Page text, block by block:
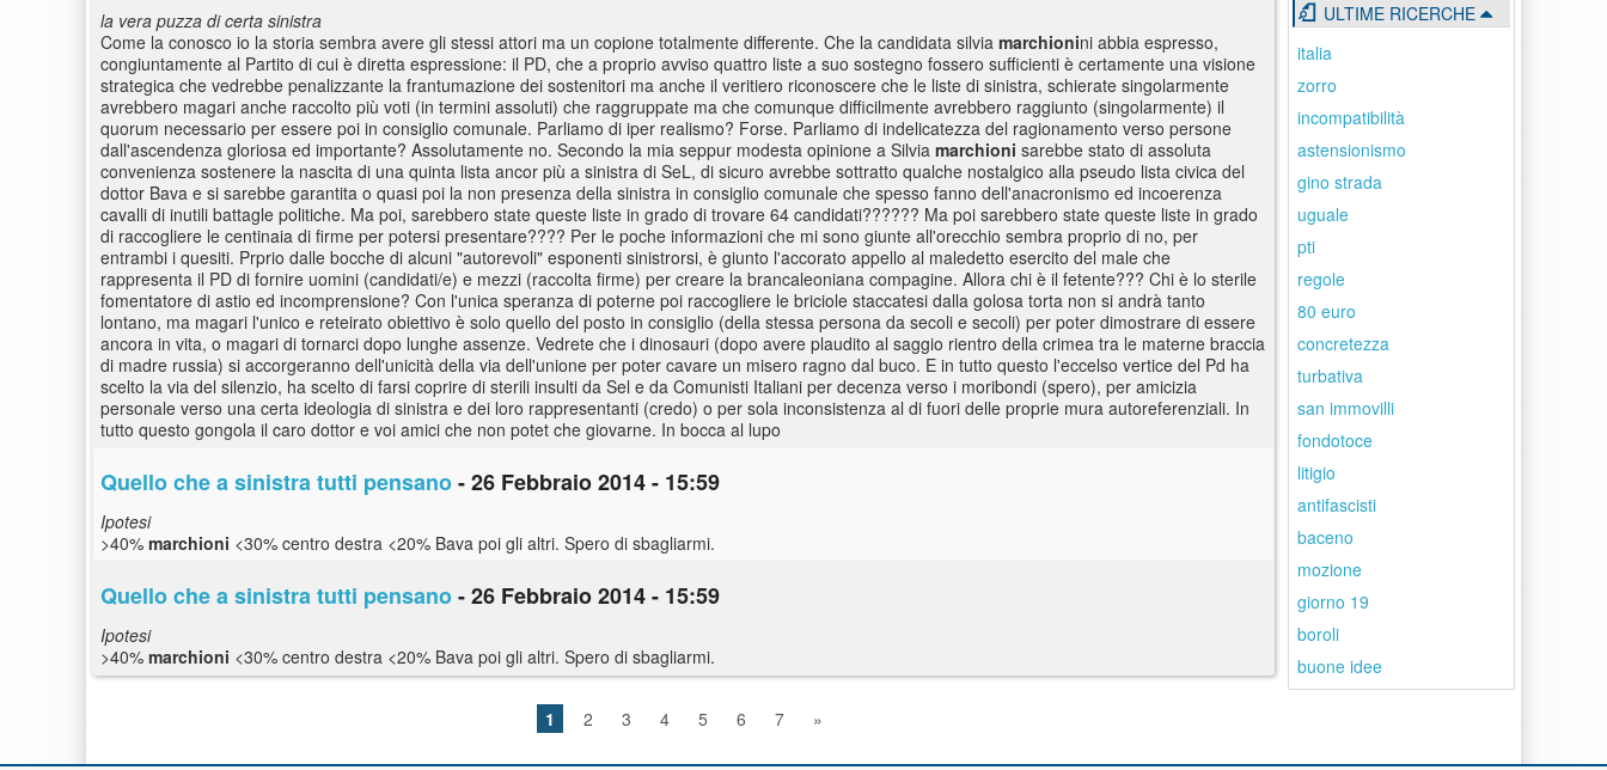
la vera puzza di certa sinistra
Come la conosco io la storia sembra avere gli stessi attori ma un copione totalmente differente. Che la candidata silvia marchionini abbia espresso,
congiuntamente al Partito di cui è diretta espressione: il PD, che a proprio avviso quattro liste a suo sostegno fossero sufficienti è certamente una visione
strategica che vedrebbe penalizzante la frantumazione dei sostenitori ma anche il veritiero riconoscere che le liste di sinistra, schierate singolarmente
avrebbero magari anche raccolto più voti (in termini assoluti) che raggruppate ma che comunque difficilmente avrebbero raggiunto (singolarmente) il
quorum necessario per essere poi in consiglio comunale. Parliamo di iper realismo? Forse. Parliamo di indelicatezza del ragionamento verso persone
dall'ascendenza gloriosa ed importante? Assolutamente no. Secondo la mia seppur modesta opinione a Silvia marchioni sarebbe stato di assoluta
convenienza sostenere la nascita di una quinta lista ancor più a sinistra di SeL, di sicuro avrebbe sottratto qualche nostalgico alla pseudo lista civica del
dottor Bava e si sarebbe garantita o quasi poi la non presenza della sinistra in consiglio comunale che spesso fanno dell'anacronismo ed incoerenza
cavalli di inutili battagle politiche. Ma poi, sarebbero state queste liste in grado di trovare 64 candidati?????? Ma poi sarebbero state queste liste in grado
di raccogliere le centinaia di firme per potersi presentare???? Per le poche informazioni che mi sono giunte all'orecchio sembra proprio di no, per
entrambi i quesiti. Prprio dalle bocche di alcuni "autorevoli" esponenti sinistrorsi, è giunto l'accorato appello al maledetto esercito del male che
rappresenta il PD di fornire uomini (candidati/e) e mezzi (raccolta firme) per creare la brancaleoniana compagine. Allora chi è il fetente??? Chi è lo sterile
fomentatore di astio ed incomprensione? Con l'unica speranza di poterne poi raccogliere le briciole staccatesi dalla golosa torta non si andrà tanto
lontano, ma magari l'unico e reteirato obiettivo è solo quello del posto in consiglio (della stessa persona da secoli e secoli) per poter dimostrare di essere
ancora in vita, o magari di tornarci dopo lunghe assenze. Vedrete che i dinosauri (dopo avere plaudito al saggio rientro della crimea tra le materne braccia
di madre russia) si accorgeranno dell'unicità della via dell'unione per poter cavare un misero ragno dal buco. E in tutto questo l'eccelso vertice del Pd ha
scelto la via del silenzio, ha scelto di farsi coprire di sterili insulti da Sel e da Comunisti Italiani per decenza verso i moribondi (spero), per amicizia
personale verso una certa ideologia di sinistra e dei loro rappresentanti (credo) o per sola inconsistenza al di fuori delle proprie mura autoreferenziali. In
tutto questo gongola il caro dottor e voi amici che non potet che giovarne. In bocca al lupo
Quello che a sinistra tutti pensano- 26 Febbraio 2014 - 15:59
Ipotesi
>40% marchioni <30% centro destra <20% Bava poi gli altri. Spero di sbagliarmi.
Quello che a sinistra tutti pensano- 26 Febbraio 2014 - 15:59
Ipotesi
>40% marchioni <30% centro destra <20% Bava poi gli altri. Spero di sbagliarmi.
1 2 3 4 5 6 7 »
ULTIME RICERCHE
italia
zorro
incompatibilità
astensionismo
gino strada
uguale
pti
regole
80 euro
concretezza
turbativa
san immovilli
fondotoce
litigio
antifascisti
baceno
mozione
giorno 19
boroli
buone idee